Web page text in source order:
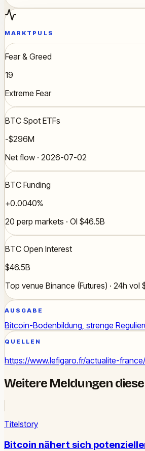
MARKTPULS
Fear & Greed
19
Extreme Fear
BTC Spot ETFs
-$296M
Net flow · 2026-07-02
BTC Funding
+0.0040%
20 perp markets · OI $46.5B
BTC Open Interest
$46.5B
Top venue Binance (Futures) · 24h vol
AUSGABE
Bitcoin-Bodenbildung, strenge
QUELLEN
https://www.lefigaro.fr/actualite-
Weitere Meldungen
Titelstory
Bitcoin nähert sich